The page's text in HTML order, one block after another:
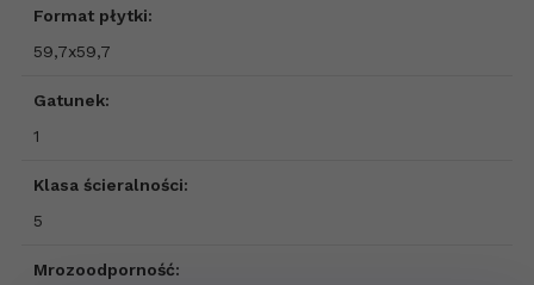
Format płytki:
59,7x59,7
Gatunek:
1
Klasa ścieralności:
5
Mrozoodporność: